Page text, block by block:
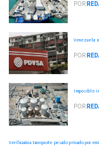
POR
Venezuela:
POR
Imposible
POR
Verificarán a transporte pesado privado por